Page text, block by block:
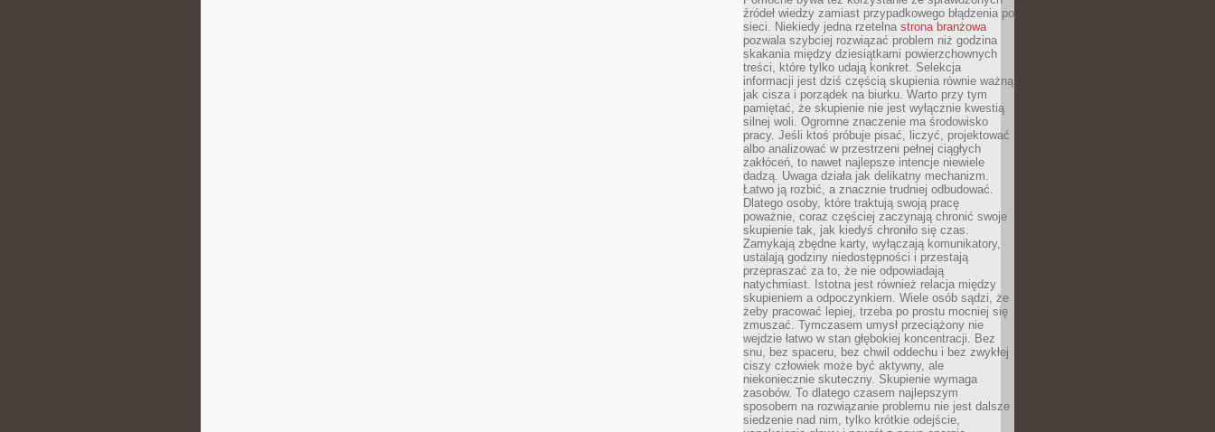
źródeł wiedzy zamiast przypadkowego błądzenia po
sieci. Niekiedy jedna rzetelna strona branżowa
pozwala szybciej rozwiązać problem niż godzina
skakania między dziesiątkami powierzchownych
treści, które tylko udają konkret. Selekcja
informacji jest dziś częścią skupienia równie ważną
jak cisza i porządek na biurku. Warto przy tym
pamiętać, że skupienie nie jest wyłącznie kwestią
silnej woli. Ogromne znaczenie ma środowisko
pracy. Jeśli ktoś próbuje pisać, liczyć, projektować
albo analizować w przestrzeni pełnej ciągłych
zakłóceń, to nawet najlepsze intencje niewiele
dadzą. Uwaga działa jak delikatny mechanizm.
Łatwo ją rozbić, a znacznie trudniej odbudować.
Dlatego osoby, które traktują swoją pracę
poważnie, coraz częściej zaczynają chronić swoje
skupienie tak, jak kiedyś chroniło się czas.
Zamykają zbędne karty, wyłączają komunikatory,
ustalają godziny niedostępności i przestają
przepraszać za to, że nie odpowiadają
natychmiast. Istotna jest również relacja między
skupieniem a odpoczynkiem. Wiele osób sądzi, że
żeby pracować lepiej, trzeba po prostu mocniej się
zmuszać. Tymczasem umysł przeciążony nie
wejdzie łatwo w stan głębokiej koncentracji. Bez
snu, bez spaceru, bez chwil oddechu i bez zwykłej
ciszy człowiek może być aktywny, ale
niekoniecznie skuteczny. Skupienie wymaga
zasobów. To dlatego czasem najlepszym
sposobem na rozwiązanie problemu nie jest dalsze
siedzenie nad nim, tylko krótkie odejście,